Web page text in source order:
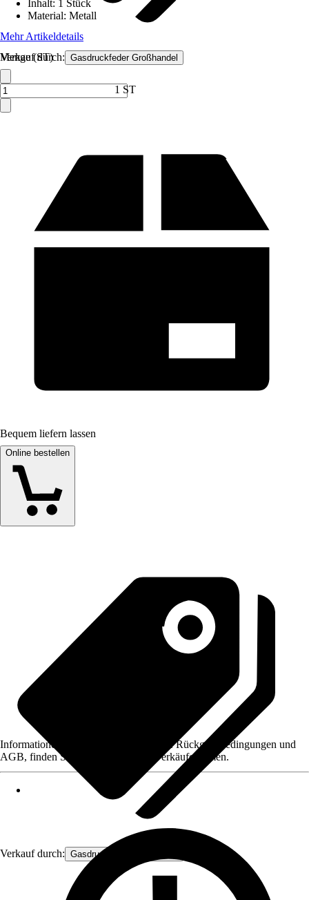
Verkauf durch: Gasdruckfeder Großhandel
Inhalt: 1 Stück
Material: Metall
Mehr Artikeldetails
Menge (ST)
1 ST
Bequem liefern lassen
Online bestellen
Verkauf durch: Gasdruckfeder Großhandel
Informationen des Verkäufers, wie z. B. Rückgabebedingungen und
AGB, finden Sie bei Klick auf den Verkäufernamen.